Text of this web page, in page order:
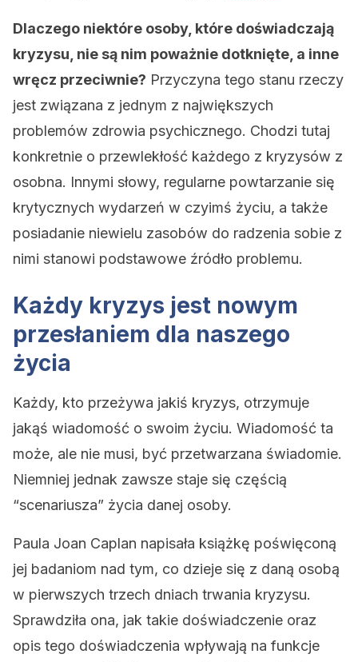
Dlaczego niektóre osoby, które doświadczają
kryzysu, nie są nim poważnie dotknięte, a inne
wręcz przeciwnie? Przyczyna tego stanu rzeczy
jest związana z jednym z największych
problemów zdrowia psychicznego. Chodzi tutaj
konkretnie o przewlekłość każdego z kryzysów z
osobna. Innymi słowy, regularne powtarzanie się
krytycznych wydarzeń w czyimś życiu, a także
posiadanie niewielu zasobów do radzenia sobie z
nimi stanowi podstawowe źródło problemu.
Każdy kryzys jest nowym
przesłaniem dla naszego
życia
Każdy, kto przeżywa jakiś kryzys, otrzymuje
jakąś wiadomość o swoim życiu. Wiadomość ta
może, ale nie musi, być przetwarzana świadomie.
Niemniej jednak zawsze staje się częścią
“scenariusza” życia danej osoby.
Paula Joan Caplan napisała książkę poświęconą
jej badaniom nad tym, co dzieje się z daną osobą
w pierwszych trzech dniach trwania kryzysu.
Sprawdziła ona, jak takie doświadczenie oraz
opis tego doświadczenia wpływają na funkcje